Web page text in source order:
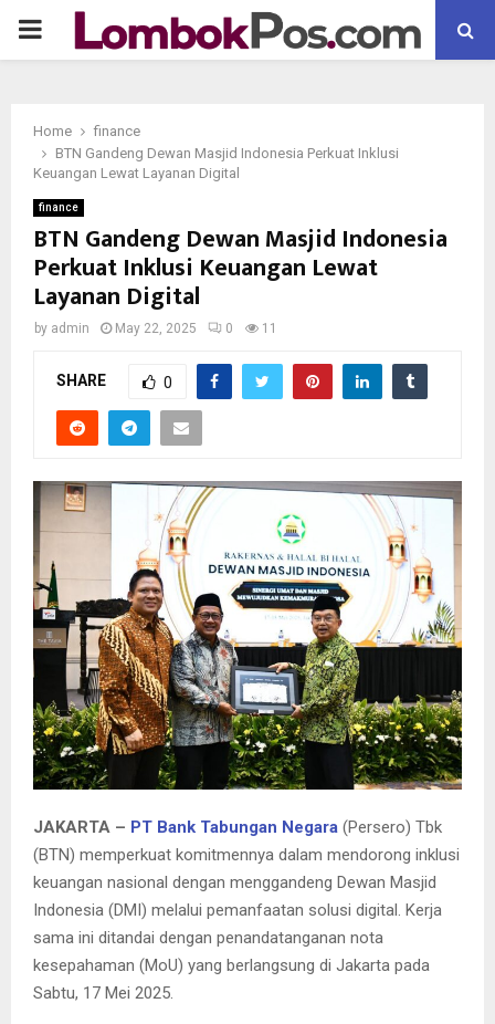
P
M
A
N
U
Home
finance
BTN Gandeng Dewan Masjid Indonesia Perkuat Inklusi
Keuangan Lewat Layanan Digital
finance
BTN Gandeng Dewan Masjid Indonesia
Perkuat Inklusi Keuangan Lewat
Layanan Digital
by admin May 22, 2025 0 11
SHARE 0
JAKARTA – PT Bank Tabungan Negara (Persero) Tbk
(BTN) memperkuat komitmennya dalam mendorong inklusi
keuangan nasional dengan menggandeng Dewan Masjid
Indonesia (DMI) melalui pemanfaatan solusi digital. Kerja
sama ini ditandai dengan penandatanganan nota
kesepahaman (MoU) yang berlangsung di Jakarta pada
Sabtu, 17 Mei 2025.